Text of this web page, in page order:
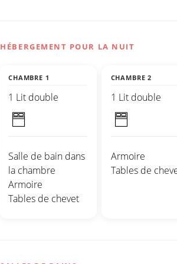
HÉBERGEMENT POUR LA NUIT
CHAMBRE 1
1 Lit double
Salle de bain dans
la chambre
Armoire
Tables de chevet
CHAMBRE 2
1 Lit double
Armoire
Tables de